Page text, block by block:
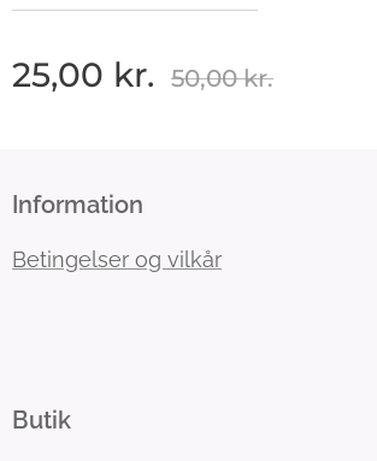
25,00 kr. 50,00kr.
Information
Betingelser og vilkår
Butik